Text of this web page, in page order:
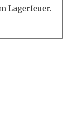
Lagerfeuer.